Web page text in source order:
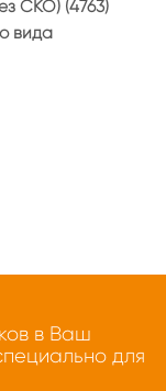
СКО) (4763)
вида
в Ваш
для